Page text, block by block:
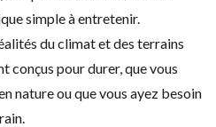
simple à entretenir.
du climat et des terrains
conçus pour durer, que vous
nature ou que vous ayez besoin